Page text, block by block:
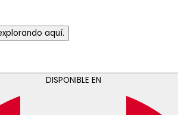
aquí.
DISPONIBLE EN